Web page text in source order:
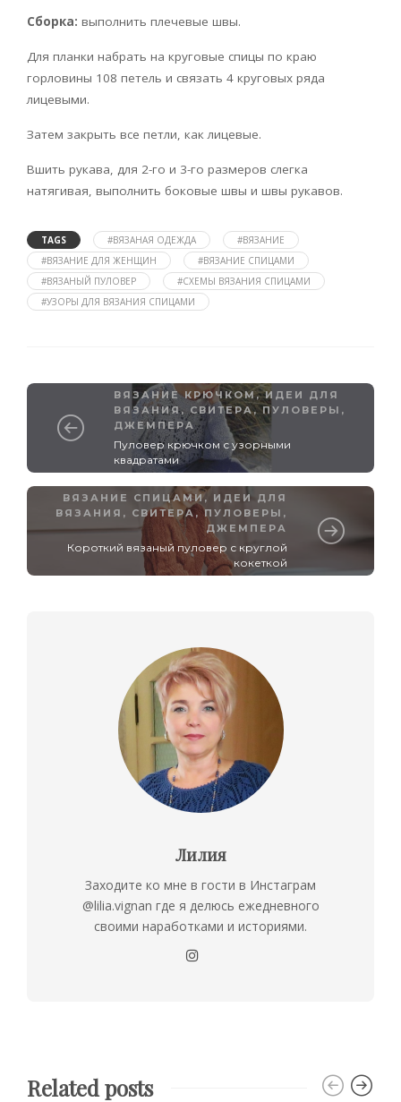
Сборка: выполнить плечевые швы.
Для планки набрать на круговые спицы по краю
горловины 108 петель и связать 4 круговых ряда
лицевыми.
Затем закрыть все петли, как лицевые.
Вшить рукава, для 2-го и 3-го размеров слегка
натягивая, выпол­нить боковые швы и швы рукавов.
TAGS #ВЯЗАНАЯ ОДЕЖДА
#ВЯЗАНИЕ
#ВЯЗАНИЕ ДЛЯ ЖЕНЩИН
#ВЯЗАНИЕ СПИЦАМИ
#ВЯЗАНЫЙ ПУЛОВЕР
#СХЕМЫ ВЯЗАНИЯ СПИЦАМИ
#УЗОРЫ ДЛЯ ВЯЗАНИЯ СПИЦАМИ
ВЯЗАНИЕ КРЮЧКОМ,ИДЕИ ДЛЯ
ВЯЗАНИЯ, СВИТЕРА, ПУЛОВЕРЫ,
ДЖЕМПЕРА
Пуловер крючком с узорными
квадратами
ВЯЗАНИЕ СПИЦАМИ, ИДЕИ ДЛЯ
ВЯЗАНИЯ , СВИТЕРА, ПУЛОВЕРЫ,
ДЖЕМПЕРА
Короткий вязаный пуловер с круглой
кокеткой
Лилия
Заходите ко мне в гости в Инстаграм
@lilia.vignan где я делюсь ежедневного
своими наработками и историями.
Related posts